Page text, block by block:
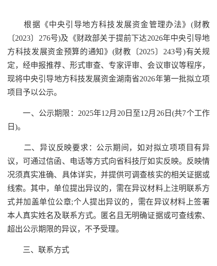
根据《中央引导地方科技发展资金管理办法》(财教
〔2023〕276号)及《财政部关于提前下达2026年中央引导地
方科技发展资金预算的通知》(财教〔2025〕243号)有关规
定，经申报推荐、形式审查、专家评审、会议审议等程序，
现将中央引导地方科技发展资金湖南省2026年第一批拟立项
项目予以公示。
一、公示期限：2025年12月20日至12月26日(共7个工作
日)。
二、异议反映要求：公示期间，如对拟立项项目有异
议，可通过信函、电话等方式向省科技厅如实反映。反映情
况须真实准确、具体详实，并提供可调查核实的相关证据或
线索。其中，单位提出异议的，需在异议材料上注明联系方
式并加盖单位公章;个人提出异议的，需在异议材料上签署
本人真实姓名及联系方式。匿名且无明确证据或可查线索、
超出公示期限的异议，不予受理。
三、联系方式